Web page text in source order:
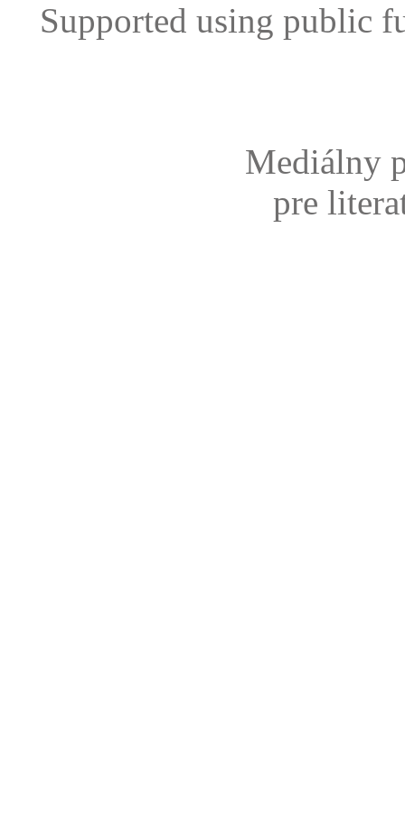
Supported using public
Mediálny
pre